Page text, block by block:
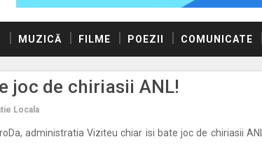
MUZICĂ FILME POEZII COMUNICATE
joc de chiriasii ANL!
Locala
administratia Viziteu chiar isi bate joc de chiriasii ANL.